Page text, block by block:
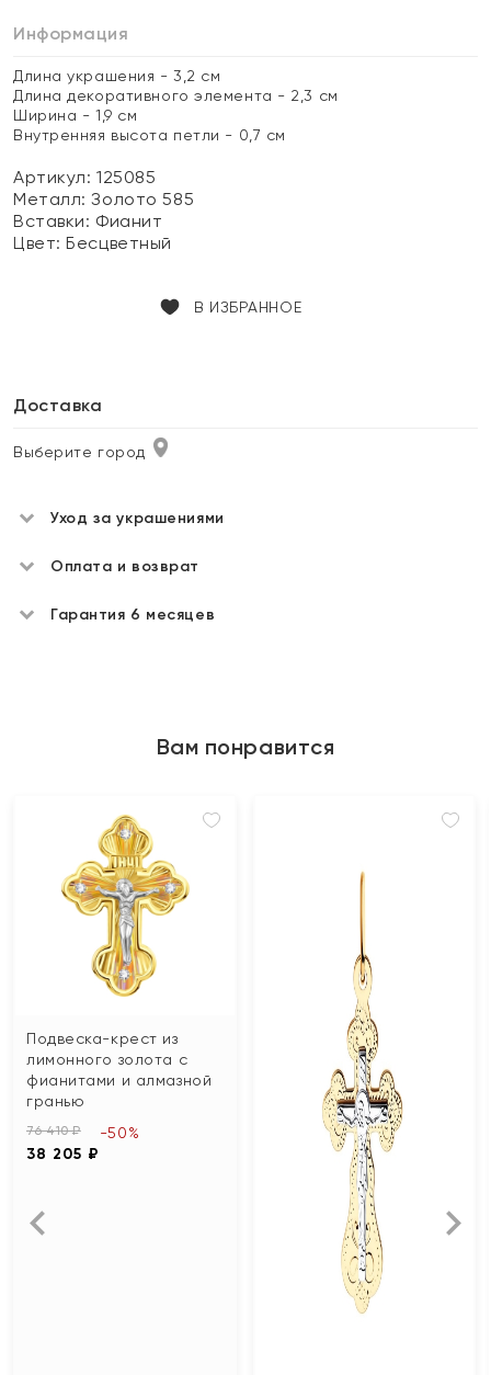
Информация
Длина украшения - 3,2 см
Длина декоративного элемента - 2,3 см
Ширина - 1,9 см
Внутренняя высота петли - 0,7 см
Артикул: 125085
Металл:Золото 585
Вставки: Фианит
Цвет:Бесцветный
В ИЗБРАННОЕ
Доставка
Выберите город
Уход за украшениями
Оплата и возврат
Гарантия 6 месяцев
Вам понравится
Подвеска-крест из
лимонного золота с
фианитами и алмазной
гранью
76 410 ₽
38 205 ₽
-50%